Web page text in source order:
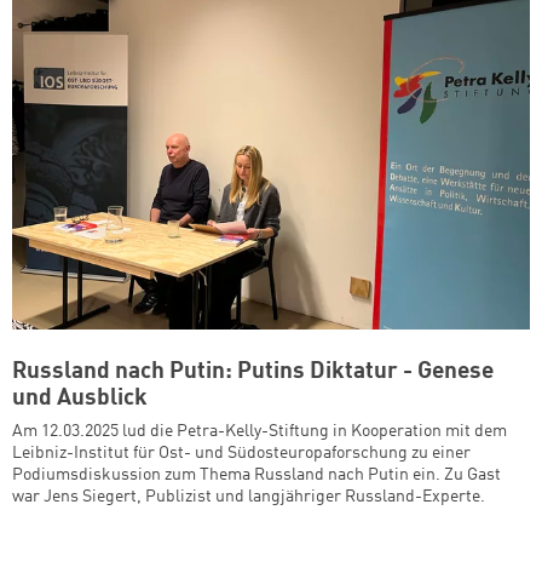
Russland nach Putin: Putins Diktatur - Genese
und Ausblick
Am 12.03.2025 lud die Petra-Kelly-Stiftung in Kooperation mit dem
Leibniz-Institut für Ost- und Südosteuropaforschung zu einer
Podiumsdiskussion zum Thema Russland nach Putin ein. Zu Gast
war Jens Siegert, Publizist und langjähriger Russland-Experte.